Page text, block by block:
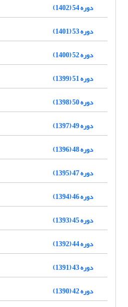
دوره 54 (1402)
دوره 53 (1401)
دوره 52 (1400)
دوره 51 (1399)
دوره 50 (1398)
دوره 49 (1397)
دوره 48 (1396)
دوره 47 (1395)
دوره 46 (1394)
دوره 45 (1393)
دوره 44 (1392)
دوره 43 (1391)
دوره 42 (1390)